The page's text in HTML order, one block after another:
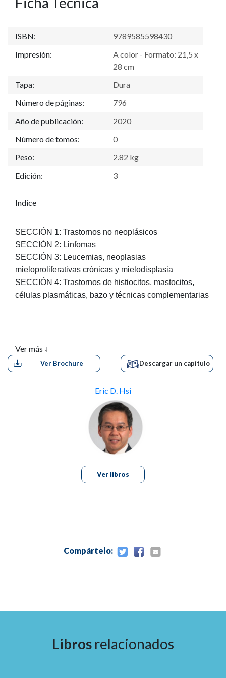
Ver Brochure Descargar un capítulo
Eric D. Hsi
Ver libros
Compártelo:
ISBN:
9789585598430
Impresión:
A color - Formato: 21,5 x
28 cm
Tapa:
Dura
Número de páginas:
796
Año de publicación:
2020
Número de tomos:
0
Peso:
2.82 kg
Edición:
3
Indice
SECCIÓN 1: Trastornos no neoplásicos
SECCIÓN 2: Linfomas
SECCIÓN 3: Leucemias, neoplasias
mieloproliferativas crónicas y mielodisplasia
SECCIÓN 4: Trastornos de histiocitos, mastocitos,
células plasmáticas, bazo y técnicas complementarias
Ver más ↓
Libros relacionados